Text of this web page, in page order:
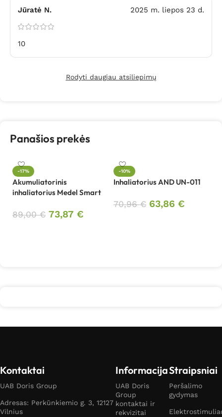
Jūratė N. 2025 m. liepos 23 d.
10
Rodyti daugiau atsiliepimų
Panašios prekės
-17%
Akumuliatorinis
inhaliatorius Medel Smart
89,00€ 73,87 €
-10%
Inhaliatorius AND UN-011
70,96€ 63,86 €
Kontaktai
UAB Doris Group
Adresas: Perkūnkiemio g. 3, 12127
Vilnius
Informacija
UAB Doris
Group
kontaktai ir
rekvizitai
Straipsniai
Peršalimo
gydymas